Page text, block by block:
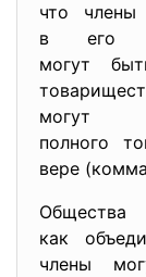
что члены
в его
могут
могут
полного
вере
как
члены